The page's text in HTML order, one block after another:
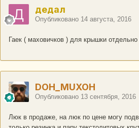
дедал
Опубликовано 14 августа, 2016
Гаек ( маховичков ) для крышки отдельно
DOH_MUXOH
Опубликовано 13 сентября, 2016
Люк в продаже, на люк по цене могу